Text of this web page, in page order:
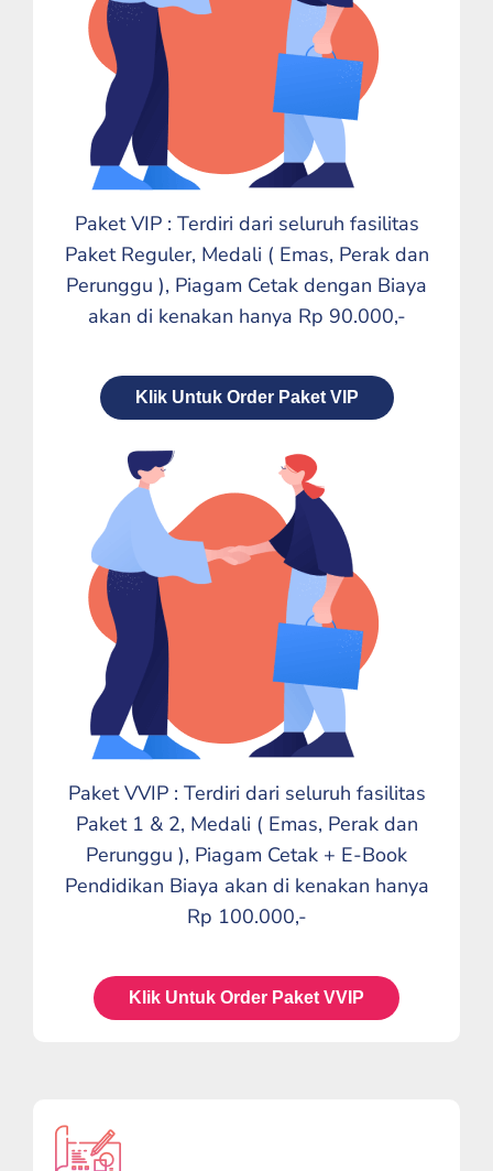
Paket VIP : Terdiri dari seluruh fasilitas
Paket Reguler, Medali ( Emas, Perak dan
Perunggu ), Piagam Cetak dengan Biaya
akan di kenakan hanya Rp 90.000,-
Klik Untuk Order Paket VIP
Paket VVIP : Terdiri dari seluruh fasilitas
Paket 1 & 2, Medali ( Emas, Perak dan
Perunggu ), Piagam Cetak + E-Book
Pendidikan Biaya akan di kenakan hanya
Rp 100.000,-
Klik Untuk Order Paket VVIP